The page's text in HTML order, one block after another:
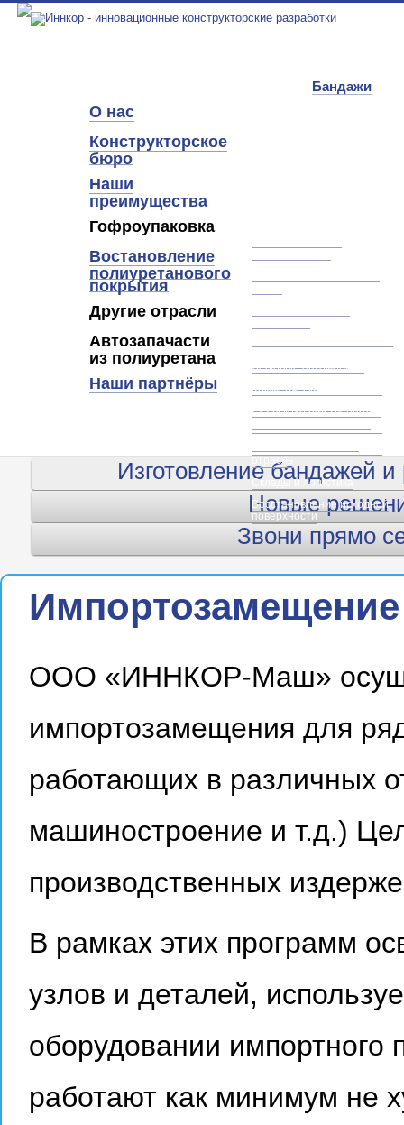
Бандажи
О нас
Конструкторское
бюро
Наши
преимущества
Гофроупаковка
Востановление
полиуретанового
покрытия
Другие отрасли
Сельское хозяйство, АПК
Деревообрабатывающая
отрасль
Склады и логистика
Восстановление исходной
поверхности
Автозапачасти
из полиуретана
Легковые автомобили
Коммерческий транспорт
Сельскохозяйственная и
Наши партнёры
Изготовление бандажей
Новые
Звони прямо
Импортозамещение
ООО «ИННКОР-Маш»
импортозамещения для
работающих в различных
машиностроение и т.д.)
производственных
В рамках этих программ
узлов и деталей,
оборудовании импортного
работают как минимум не